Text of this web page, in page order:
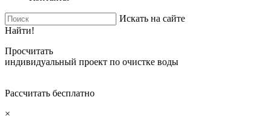
Искать на сайте
Найти!
Просчитать
индивидуальный проект по очистке воды
Рассчитать бесплатно
×